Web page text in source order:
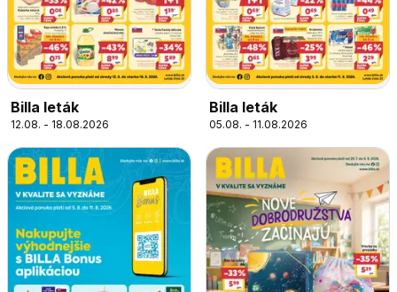
Billa leták
12.08. - 18.08.2026
Billa leták
05.08. - 11.08.2026